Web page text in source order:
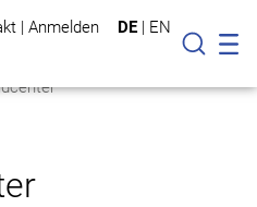
| Anmelden DE | EN
Suche